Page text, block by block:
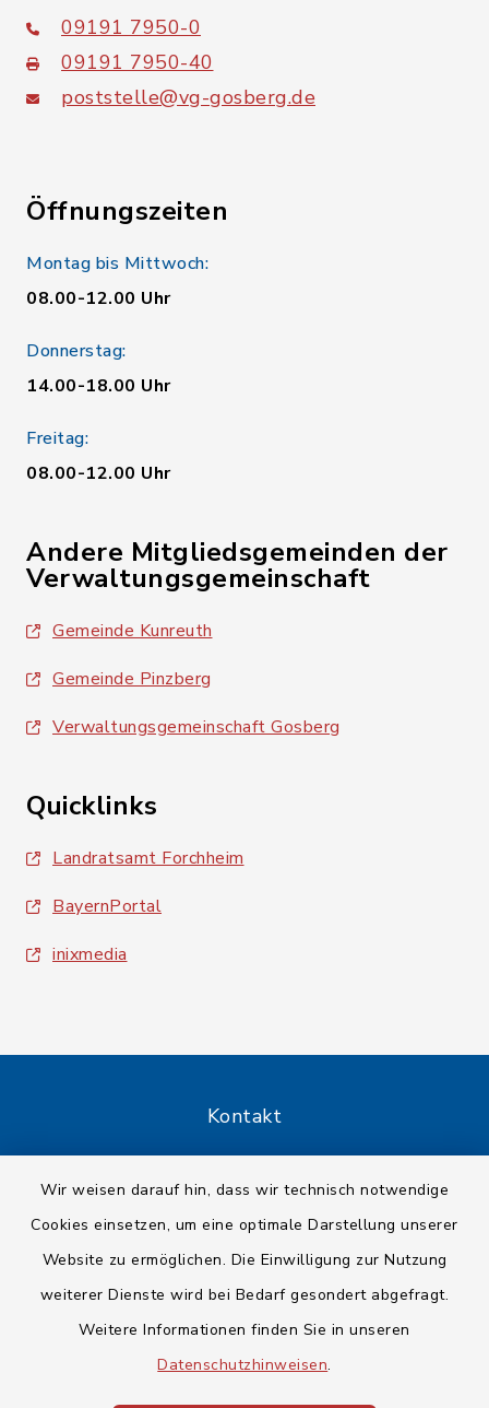
Wir weisen darauf hin, dass wir technisch notwendige
Cookies einsetzen, um eine optimale Darstellung unserer
Website zu ermöglichen. Die Einwilligung zur Nutzung
weiterer Dienste wird bei Bedarf gesondert abgefragt.
Weitere Informationen finden Sie in unseren
Datenschutzhinweisen.
09191 7950-0
09191 7950-40
poststelle@vg-gosberg.de
Öffnungszeiten
Montag bis Mittwoch:
08.00-12.00 Uhr
Donnerstag:
14.00-18.00 Uhr
Freitag:
08.00-12.00 Uhr
Andere Mitgliedsgemeinden der
Verwaltungsgemeinschaft
Gemeinde Kunreuth
Gemeinde Pinzberg
Verwaltungsgemeinschaft Gosberg
Quicklinks
Landratsamt Forchheim
BayernPortal
inixmedia
Kontakt
Datenschutz
Impressum
Sitemap
Cookie-Einstellungen